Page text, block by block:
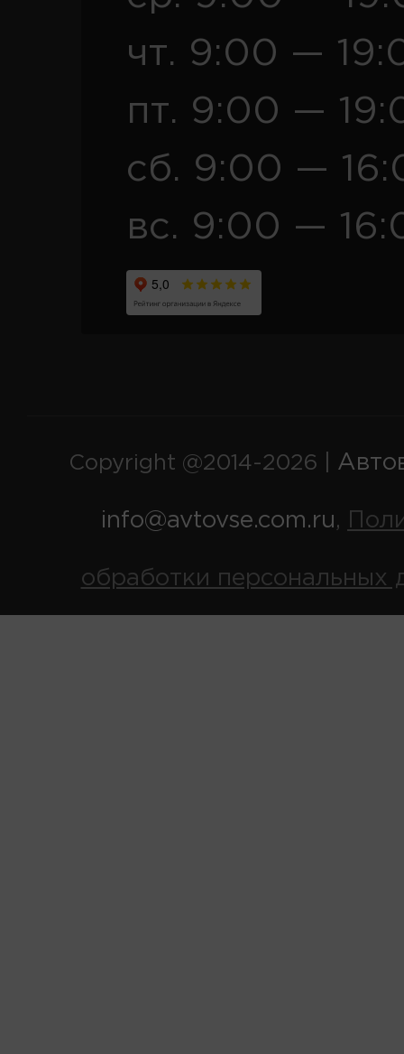
чт. 9:00 —
пт. 9:00 —
сб. 9:00 —
вс. 9:00 —
Copyright @2014-2026 |
info@avtovse.com.ru,
обработки персональных